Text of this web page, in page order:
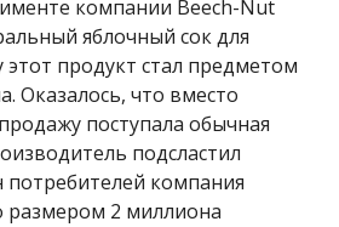
компании Beech-Nut
яблочный сок для
этот продукт стал предметом
Оказалось, что вместо
поступала обычная
подсластил
потребителей компания
2 миллиона